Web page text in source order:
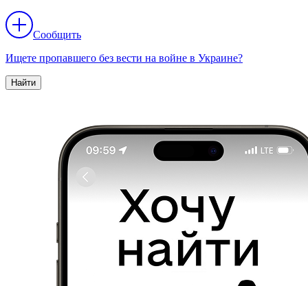
Сообщить
Ищете пропавшего без вести на войне в Украине?
Найти